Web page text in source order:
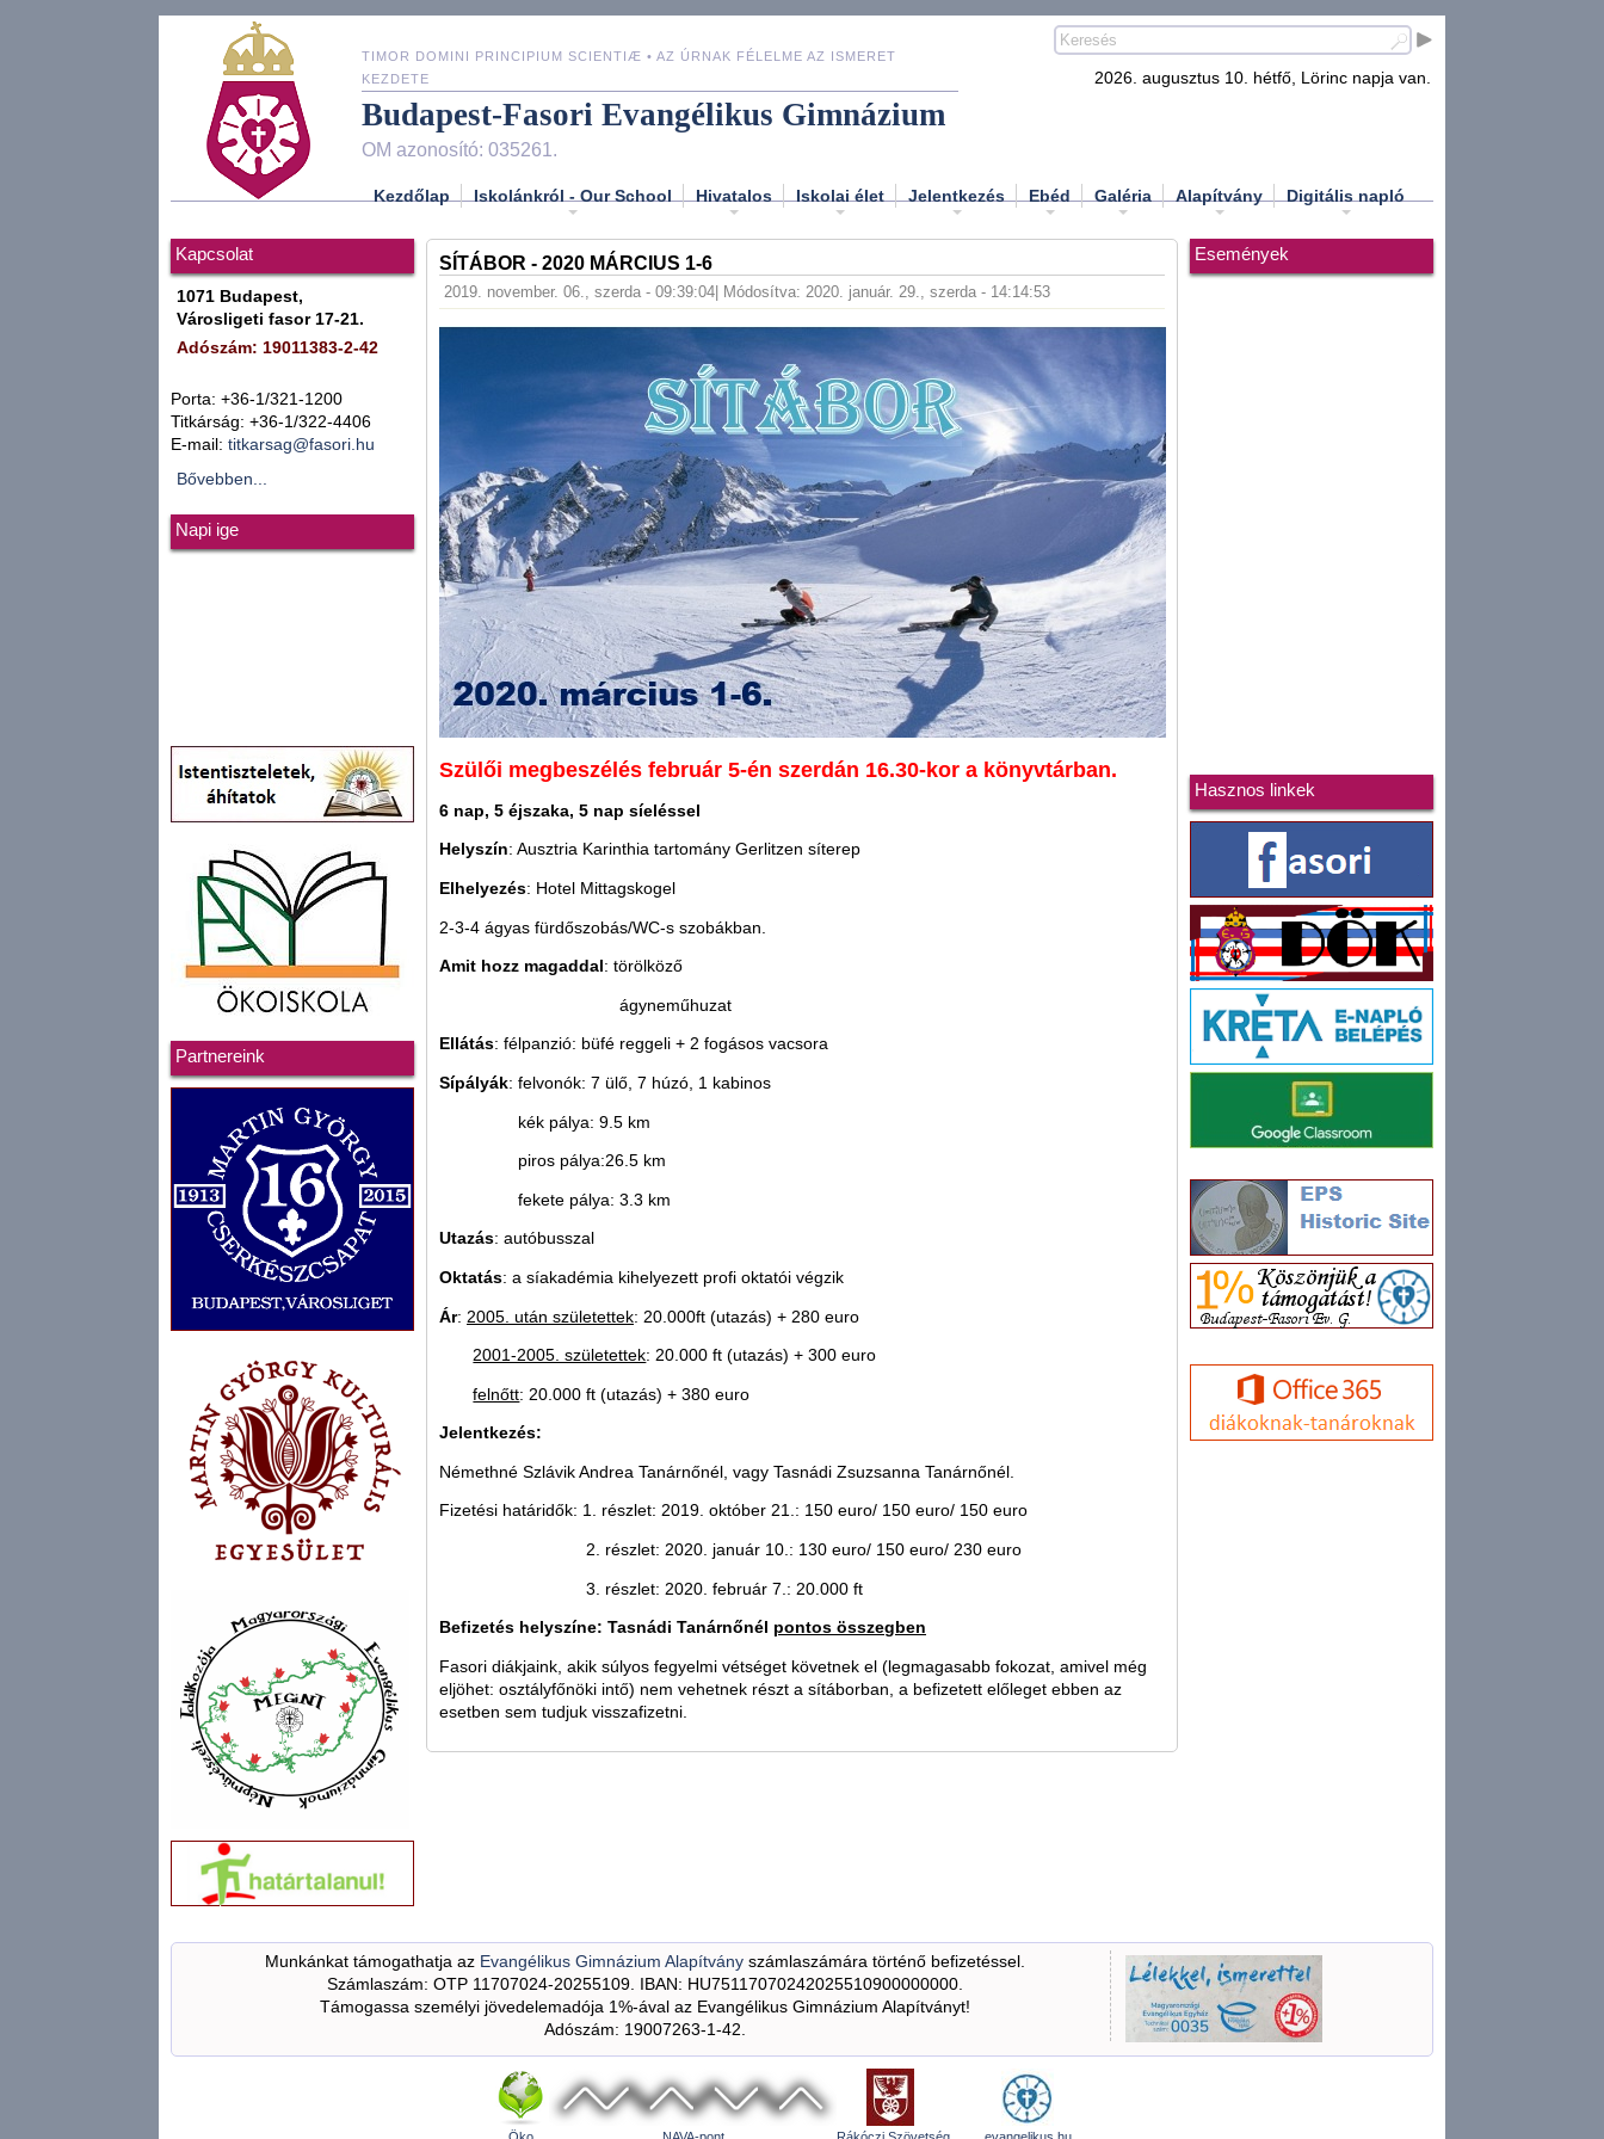
TIMOR DOMINI PRINCIPIUM SCIENTIÆ • AZ ÚRNAK FÉLELME AZ ISMERET
KEZDETE
Budapest-Fasori Evangélikus Gimnázium
OM azonosító: 035261.
2026. augusztus 10. hétfő, Lörinc napja van.
Kezdőlap Iskolánkról - Our School Hivatalos Iskolai élet Jelentkezés Ebéd Galéria Alapítvány Digitális napló
Kapcsolat
1071 Budapest,
Városligeti fasor 17-21.
Adószám: 19011383-2-42
Porta: +36-1/321-1200
Titkárság: +36-1/322-4406
E-mail: titkarsag@fasori.hu
Bővebben...
Napi ige
Partnereink
SÍTÁBOR - 2020 MÁRCIUS 1-6
2019. november. 06., szerda - 09:39:04 | Módosítva: 2020. január. 29., szerda - 14:14:53
Szülői megbeszélés február 5-én szerdán 16.30-kor a könyvtárban.
6 nap, 5 éjszaka, 5 nap síeléssel
Helyszín: Ausztria Karinthia tartomány Gerlitzen síterep
Elhelyezés: Hotel Mittagskogel
2-3-4 ágyas fürdőszobás/WC-s szobákban.
Amit hozz magaddal : törölköző
ágyneműhuzat
Ellátás: félpanzió: büfé reggeli + 2 fogásos vacsora
Sípályák: felvonók: 7 ülő, 7 húzó, 1 kabinos
kék pálya: 9.5 km
piros pálya:26.5 km
fekete pálya: 3.3 km
Utazás: autóbusszal
Oktatás: a síakadémia kihelyezett profi oktatói végzik
Ár: 2005. után születettek: 20.000ft (utazás) + 280 euro
2001-2005. születettek: 20.000 ft (utazás) + 300 euro
felnőtt: 20.000 ft (utazás) + 380 euro
Jelentkezés:
Némethné Szlávik Andrea Tanárnőnél, vagy Tasnádi Zsuzsanna Tanárnőnél.
Fizetési határidők: 1. részlet: 2019. október 21.: 150 euro/ 150 euro/ 150 euro
2. részlet: 2020. január 10.: 130 euro/ 150 euro/ 230 euro
3. részlet: 2020. február 7.: 20.000 ft
Befizetés helyszíne: Tasnádi Tanárnőnél pontos összegben
Fasori diákjaink, akik súlyos fegyelmi vétséget követnek el (legmagasabb fokozat, amivel még
eljöhet: osztályfőnöki intő) nem vehetnek részt a sítáborban, a befizetett előleget ebben az
esetben sem tudjuk visszafizetni.
Események
Hasznos linkek
Munkánkat támogathatja az Evangélikus Gimnázium Alapítványszámlaszámára történő befizetéssel.
Számlaszám: OTP 11707024-20255109. IBAN: HU75117070242025510900000000.
Támogassa személyi jövedelemadója 1%-ával az Evangélikus Gimnázium Alapítványt!
Adószám: 19007263-1-42.